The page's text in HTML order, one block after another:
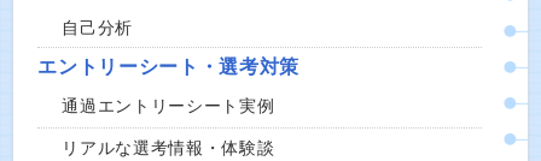
自己分析
エントリーシート・選考対策
通過エントリーシート実例
リアルな選考情報・体験談